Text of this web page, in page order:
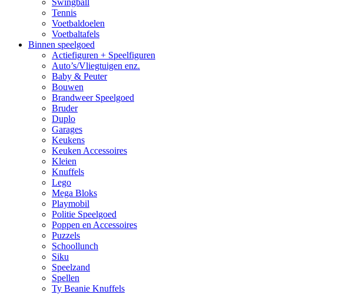
Tennis
Voetbaldoelen
Voetbaltafels
Binnen speelgoed
Actiefiguren + Speelfiguren
Auto’s/Vliegtuigen enz.
Baby & Peuter
Bouwen
Brandweer Speelgoed
Bruder
Duplo
Garages
Keukens
Keuken Accessoires
Kleien
Knuffels
Lego
Mega Bloks
Playmobil
Politie Speelgoed
Poppen en Accessoires
Puzzels
Schoollunch
Siku
Speelzand
Spellen
Ty Beanie Knuffels